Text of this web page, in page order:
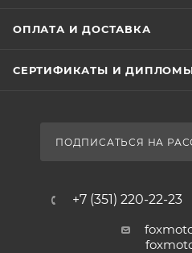
ОПЛАТА И ДОСТАВКА
СЕРТИФИКАТЫ И
ПОДПИСАТЬСЯ НА
+7 (351) 220-22-23